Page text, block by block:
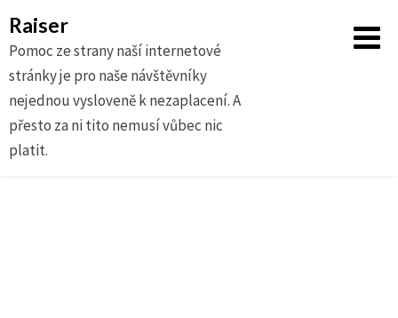
Raiser
Pomoc ze strany naší internetové
stránky je pro naše návštěvníky
nejednou vysloveně k nezaplacení. A
přesto za ni tito nemusí vůbec nic
platit.